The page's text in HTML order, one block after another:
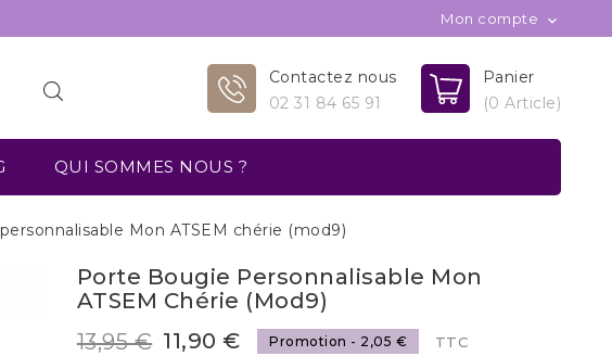
Mon compte 
Panier
(0 Article)
Contactez nous
02 31 84 65 91
QUI SOMMES NOUS ?
Mon ATSEM chérie (mod9)
Porte Bougie Personnalisable Mon
ATSEM Chérie (mod9)
13,95 € 11,90 € Promotion - 2,05 € TTC